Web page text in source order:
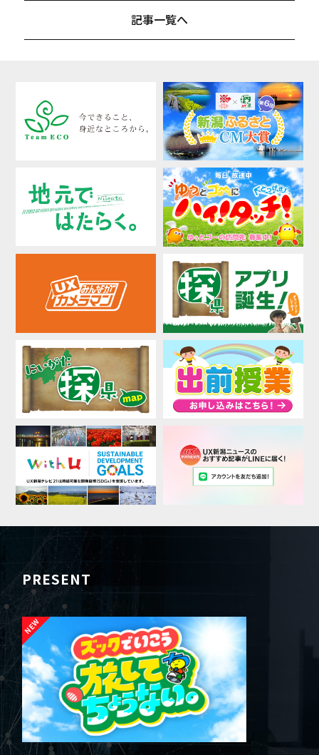
記事一覧へ
PRESENT